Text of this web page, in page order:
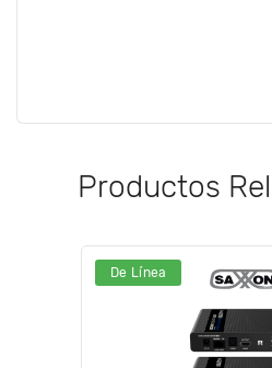
Productos
De Línea